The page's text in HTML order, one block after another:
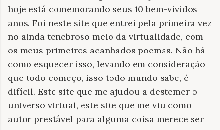
hoje está comemorando seus 10 bem-vividos
anos. Foi neste site que entrei pela primeira vez
no ainda tenebroso meio da virtualidade, com
os meus primeiros acanhados poemas. Não há
como esquecer isso, levando em consideração
que todo começo, isso todo mundo sabe, é
difícil. Este site que me ajudou a destemer o
universo virtual, este site que me viu como
autor prestável para alguma coisa merece ser